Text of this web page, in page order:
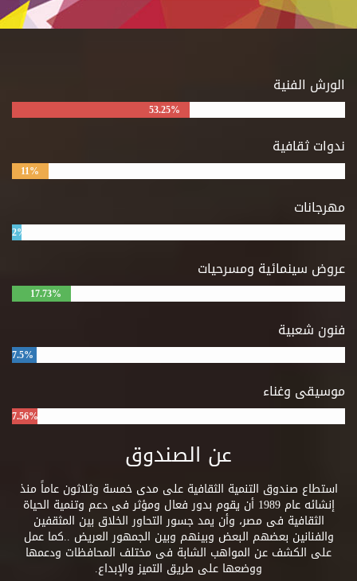
الورش الفنية
53.25%
ندوات ثقافية
11%
مهرجانات
2%
عروض سينمائية ومسرحيات
17.73%
فنون شعبية
7.5%
موسيقى وغناء
7.56%
عن الصندوق
استطاع صندوق التنمية الثقافية على مدى خمسة وثلاثون عاماً منذ
إنشائه عام 1989 أن يقوم بدور فعال ومؤثر فى دعم وتنمية الحياة
الثقافية فى مصر، وأن يمد جسور التحاور الخلاق بين المثقفين
والفنانين بعضهم البعض وبينهم وبين الجمهور العريض ..كما عمل
على الكشف عن المواهب الشابة فى مختلف المحافظات ودعمها
ووضعها على طريق التميز والإبداع.